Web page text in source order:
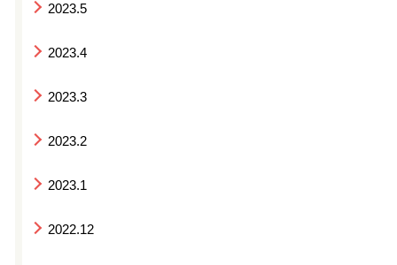
2023.5
2023.4
2023.3
2023.2
2023.1
2022.12